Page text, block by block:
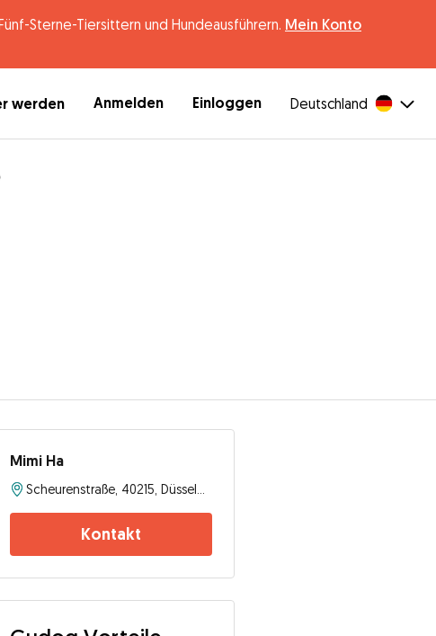
Sterne-Tiersittern und Hundeausführern. Mein Konto
werden Anmelden Einloggen Deutschland
Mimi Ha
Kontakt